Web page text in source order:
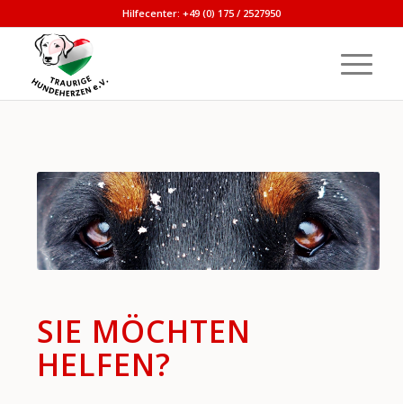
Hilfecenter: +49 (0) 175 / 2527950
SIE MÖCHTEN
HELFEN?